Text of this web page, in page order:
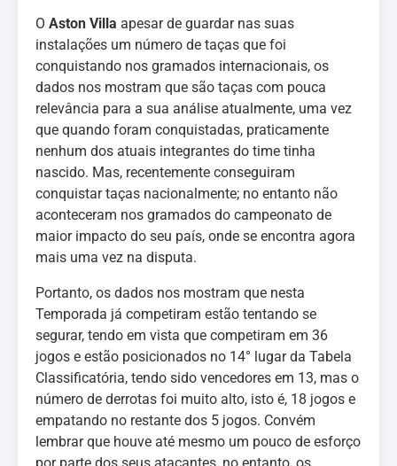
O Aston Villa apesar de guardar nas suas
instalações um número de taças que foi
conquistando nos gramados internacionais, os
dados nos mostram que são taças com pouca
relevância para a sua análise atualmente, uma vez
que quando foram conquistadas, praticamente
nenhum dos atuais integrantes do time tinha
nascido. Mas, recentemente conseguiram
conquistar taças nacionalmente; no entanto não
aconteceram nos gramados do campeonato de
maior impacto do seu país, onde se encontra agora
mais uma vez na disputa.
Portanto, os dados nos mostram que nesta
Temporada já competiram estão tentando se
segurar, tendo em vista que competiram em 36
jogos e estão posicionados no 14° lugar da Tabela
Classificatória, tendo sido vencedores em 13, mas o
número de derrotas foi muito alto, isto é, 18 jogos e
empatando no restante dos 5 jogos. Convém
lembrar que houve até mesmo um pouco de esforço